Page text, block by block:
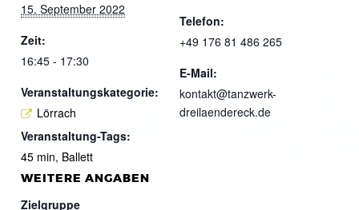
15. September 2022
Zeit:
16:45 - 17:30
Veranstaltungskategorie:
Lörrach
Veranstaltung-Tags:
45 min, Ballett
Telefon:
+49 176 81 486 265
E-Mail:
kontakt@tanzwerk-
dreilaendereck.de
WEITERE ANGABEN
Zielgruppe